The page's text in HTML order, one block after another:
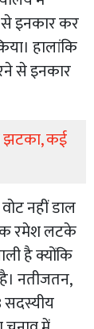
से इनकार कर
हालांकि
से इनकार
झटका, कई
नहीं डाल
रमेश लटके
है क्योंकि
नतीजतन,